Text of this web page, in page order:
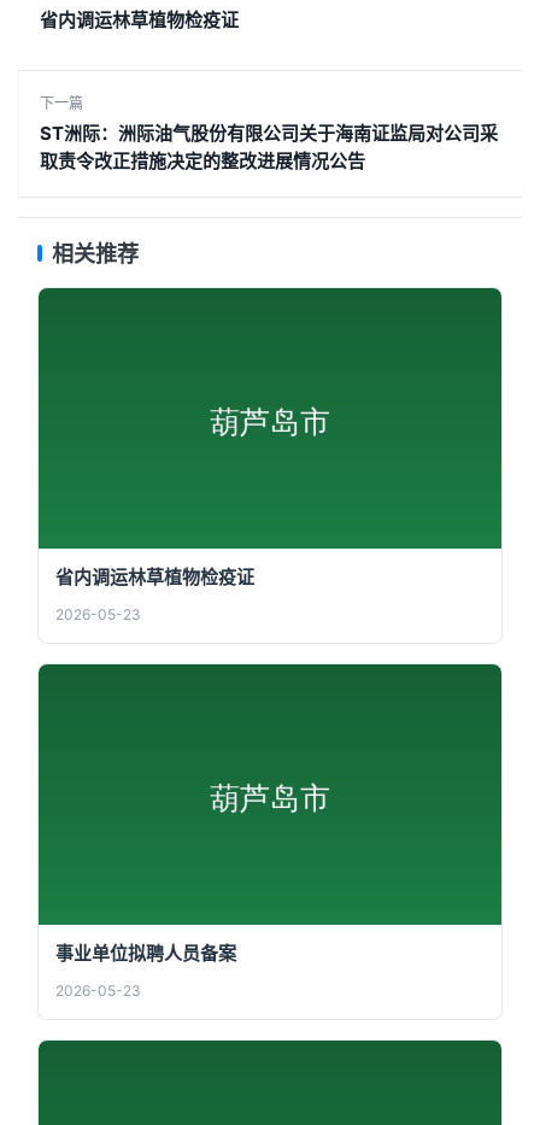
省内调运林草植物检疫证
下一篇
ST洲际：洲际油气股份有限公司关于海南证监局对公司采
取责令改正措施决定的整改进展情况公告
相关推荐
省内调运林草植物检疫证
2026-05-23
事业单位拟聘人员备案
2026-05-23